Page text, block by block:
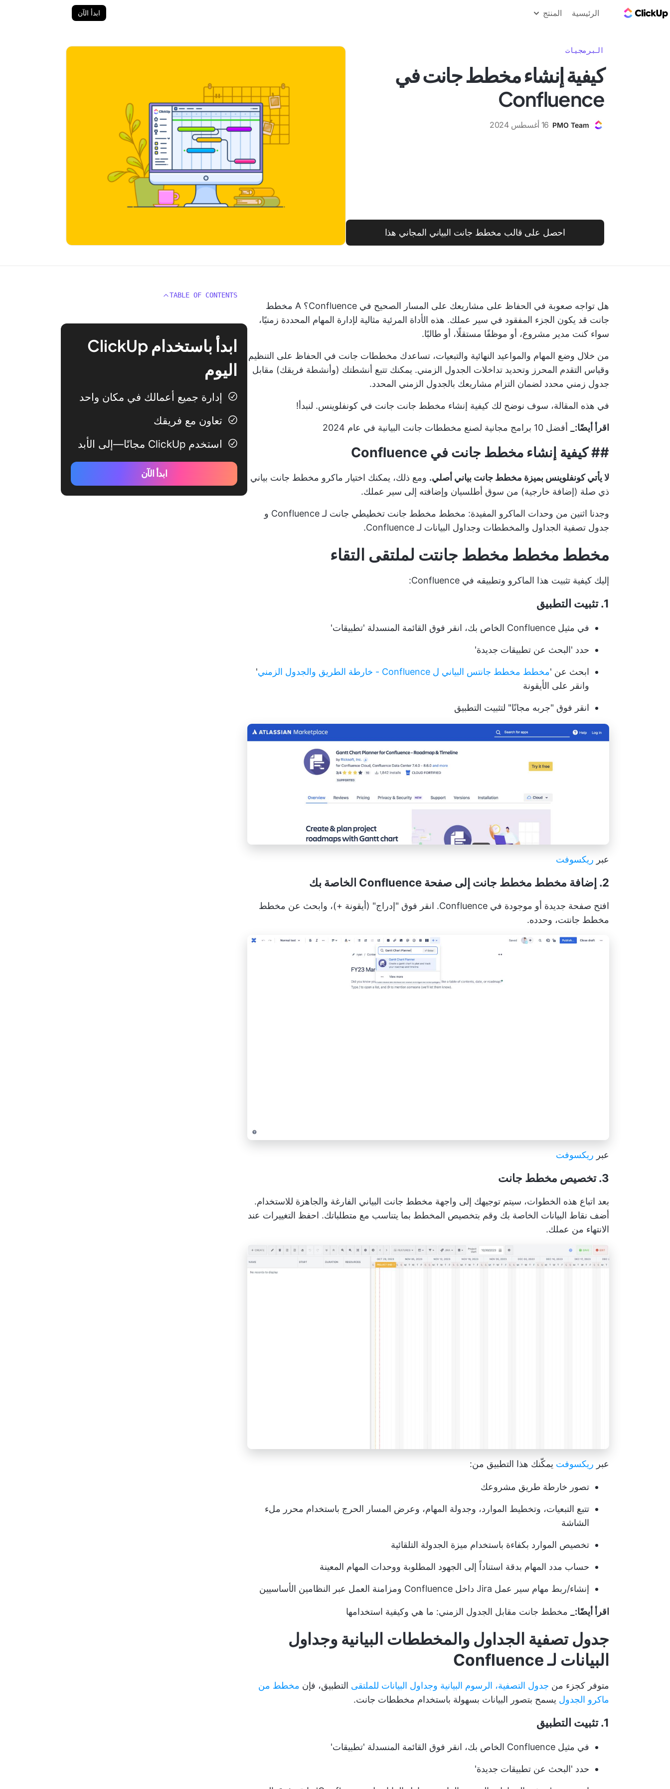
الرئيسية المنتج ابدأ الآن
البرمجيات
كيفية إنشاء مخطط جانت في
Confluence
PMO Team 16 أغسطس 2024
احصل على قالب مخطط جانت البياني المجاني هذا
هل تواجه صعوبة في الحفاظ على مشاريعك على المسار الصحيح في Confluence؟ A
مخطط
جانت قد يكون الجزء المفقود في سير عملك. هذه الأداة المرئية مثالية لإدارة المهام المحددة زمنيًا،
سواء كنت مدير مشروع، أو موظفًا مستقلًا، أو طالبًا.
من خلال وضع المهام والمواعيد النهائية والتبعيات، تساعدك مخططات جانت في الحفاظ على التنظيم
وقياس التقدم المحرز وتحديد تداخلات الجدول الزمني. يمكنك تتبع أنشطتك (وأنشطة فريقك) مقابل
جدول زمني محدد لضمان التزام مشاريعك بالجدول الزمني المحدد.
في هذه المقالة، سوف نوضح لك كيفية إنشاء مخطط جانت جانت في كونفلوينس. لنبدأ!
اقرأ أيضًا:_ أفضل 10 برامج مجانية لصنع مخططات جانت البيانية في عام 2024
## كيفية إنشاء مخطط جانت في Confluence
لا يأتي كونفلوينس بميزة مخطط جانت بياني أصلي. ومع ذلك، يمكنك اختيار ماكرو مخطط جانت بياني
ذي صلة (إضافة خارجية) من سوق أطلسيان وإضافته إلى سير عملك.
وجدنا اثنين من وحدات الماكرو المفيدة: مخطط مخطط جانت تخطيطي جانت لـ Confluence و
جدول تصفية الجداول والمخططات وجداول البيانات لـ Confluence.
مخطط مخطط مخطط جانتت لملتقى التقاء
إليك كيفية تثبيت هذا الماكرو وتطبيقه في Confluence:
1. تثبيت التطبيق
في مثيل Confluence الخاص بك، انقر فوق القائمة المنسدلة 'تطبيقات'
حدد 'البحث عن تطبيقات جديدة'
ابحث عن 'مخطط مخطط جانتس البياني ل Confluence - خارطة الطريق والجدول الزمني
'
وانقر على الأيقونة
انقر فوق "جربه مجانًا" لتثبيت التطبيق
عبر ريكسوفت
2. إضافة مخطط مخطط جانت إلى صفحة Confluence الخاصة بك
افتح صفحة جديدة أو موجودة في Confluence. انقر فوق "إدراج" (أيقونة +)، وابحث عن مخطط
مخطط جانتت، وحدده.
عبر ريكسوفت
3. تخصيص مخطط جانت
بعد اتباع هذه الخطوات، سيتم توجيهك إلى واجهة مخطط جانت البياني الفارغة والجاهزة للاستخدام.
أضف نقاط البيانات الخاصة بك وقم بتخصيص المخطط بما يتناسب مع متطلباتك. احفظ التغييرات عند
الانتهاء من عملك.
عبر ريكسوفت يمكّنك هذا التطبيق من:
تصور خارطة طريق مشروعك
تتبع التبعيات، وتخطيط الموارد، وجدولة المهام، وعرض المسار الحرج باستخدام محرر ملء
الشاشة
تخصيص الموارد بكفاءة باستخدام ميزة الجدولة التلقائية
حساب مدد المهام بدقة استناداً إلى الجهود المطلوبة ووحدات المهام المعينة
إنشاء/ربط مهام سير عمل Jira داخل Confluence ومزامنة العمل عبر النظامين الأساسيين
اقرأ أيضًا:_ مخطط جانت مقابل الجدول الزمني: ما هي وكيفية استخدامها
جدول تصفية الجداول والمخططات البيانية وجداول
البيانات لـ Confluence
متوفر كجزء من جدول التصفية، الرسوم البيانية وجداول البيانات للملتقى التطبيق، فإن مخطط من
ماكرو الجدول يسمح بتصور البيانات بسهولة باستخدام مخططات جانت.
1. تثبيت التطبيق
في مثيل Confluence الخاص بك، انقر فوق القائمة المنسدلة 'تطبيقات'
حدد 'البحث عن تطبيقات جديدة'
TABLE OF CONTENTS
ابدأ باستخدام ClickUp
اليوم
إدارة جميع أعمالك في مكان واحد
تعاون مع فريقك
استخدم ClickUp مجانًا—إلى الأبد
ابدأ الآن